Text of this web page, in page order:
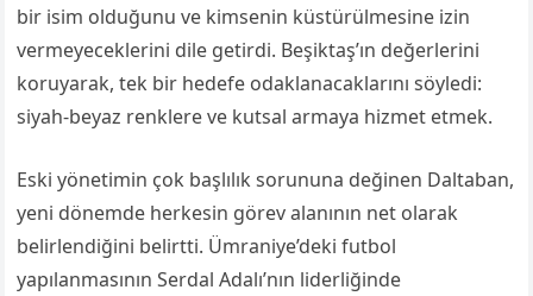
bir isim olduğunu ve kimsenin küstürülmesine izin
vermeyeceklerini dile getirdi. Beşiktaş’ın değerlerini
koruyarak, tek bir hedefe odaklanacaklarını söyledi:
siyah-beyaz renklere ve kutsal armaya hizmet etmek.
Eski yönetimin çok başlılık sorununa değinen Daltaban,
yeni dönemde herkesin görev alanının net olarak
belirlendiğini belirtti. Ümraniye’deki futbol
yapılanmasının Serdal Adalı’nın liderliğinde